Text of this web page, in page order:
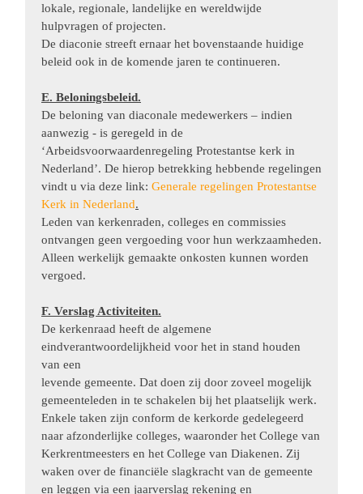
lokale, regionale, landelijke en wereldwijde
hulpvragen of projecten.
De diaconie streeft ernaar het bovenstaande huidige
beleid ook in de komende jaren te continueren.
E. Beloningsbeleid.
De beloning van diaconale medewerkers – indien
aanwezig - is geregeld in de
‘Arbeidsvoorwaardenregeling Protestantse kerk in
Nederland’. De hierop betrekking hebbende regelingen
vindt u via deze link: Generale regelingen Protestantse
Kerk in Nederland.
Leden van kerkenraden, colleges en commissies
ontvangen geen vergoeding voor hun werkzaamheden.
Alleen werkelijk gemaakte onkosten kunnen worden
vergoed.
F. Verslag Activiteiten.
De kerkenraad heeft de algemene
eindverantwoordelijkheid voor het in stand houden
van een
levende gemeente. Dat doen zij door zoveel mogelijk
gemeenteleden in te schakelen bij het plaatselijk werk.
Enkele taken zijn conform de kerkorde gedelegeerd
naar afzonderlijke colleges, waaronder het College van
Kerkrentmeesters en het College van Diakenen. Zij
waken over de financiële slagkracht van de gemeente
en leggen via een jaarverslag rekening en